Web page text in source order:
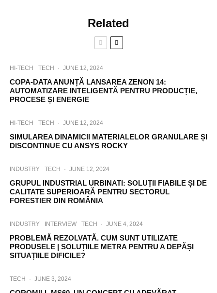
Related
HI-TECH TECH · JUNE 12, 2024
COPA-DATA ANUNȚĂ LANSAREA ZENON 14:
AUTOMATIZARE INTELIGENTĂ PENTRU PRODUCȚIE,
PROCESE ȘI ENERGIE
HI-TECH TECH · JUNE 12, 2024
SIMULAREA DINAMICII MATERIALELOR GRANULARE ȘI
DISCONTINUE CU ANSYS ROCKY
INDUSTRY TECH · JUNE 12, 2024
GRUPUL INDUSTRIAL URBINATI: SOLUȚII FIABILE ȘI DE
CALITATE SUPERIOARĂ PENTRU SECTORUL
FORESTIER DIN ROMÂNIA
INDUSTRY INTERVIEW TECH · JUNE 4, 2024
PROBLEMĂ REZOLVATĂ. CUM SUNT UTILIZATE
PRODUSELE | SOLUȚIILE METRA PENTRU A DEPĂȘI
SITUAȚIILE DIFICILE?
TECH · JUNE 3, 2024